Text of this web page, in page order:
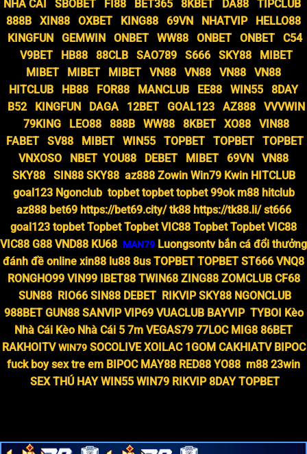
NHÀ CÁI
SBOBET FI88 BET365 8KBET DA88
TIPCLUB
888B
XIN88 OXBET KING88 69VN NHATVIP
HELLO88
KINGFUN
GEMWIN ONBET WW88 ONBET ONBET
C54
V9BET
HB88 88CLB SAO789 S666 SKY88
MIBET
MIBET
MIBET MIBET VN88 VN88 VN88
VN88
HITCLUB
HB88 FOR88 MANCLUB EE88 WIN55
8DAY
B52
KINGFUN DAGA 12BET GOAL123 AZ888
VVVWIN
79KING
LEO88 888B WW88 8KBET XO88
VIN88
FABET
SV88 MIBET WIN55 TOPBET TOPBET
TOPBET
VNXOSO
NBET YOU88 DEBET MIBET 69VN
VN88
SKY88
SIN88 SKY88 az888 Zowin Win79 Kwin HITCLUB
goal123 Ngonclub topbet topbet topbet 99ok m88 hitclub
az888 bet69 https://bet69.city/ tk88 https://tk88.li/ st666
goal123 topbet Topbet Topbet VIC88 Topbet Topbet VIC88
VIC88 G88 VND88 KU68 MAN79 Luongsontv bắn cá đổi thưởng
đánh đề online xin88 lu88 8us TOPBET TOPBET ST666 VNQ8
RONGHO99 VIN99 IBET88 TWIN68 ZING88 ZOMCLUB CF68
SUN88 RIO66 SIN88 DEBET RIKVIP SKY88 NGONCLUB
988BET GUN88 SANVIP VIP69 VUACLUB BAYVIP TYBOI Kèo
Nhà Cái Kèo Nhà Cái 5 7m VEGAS79 77LOC MIG8 86BET
RAKHOITV WIN79 SOCOLIVE XOILAC 1GOM CAKHIATV BIPOC
fuck boy sex tre em BIPOC MAY88 RED88 YO88 m88 23win
SEX THÚ HAY WIN55 WIN79 RIKVIP 8DAY TOPBET